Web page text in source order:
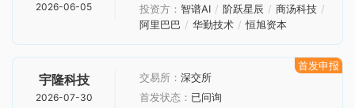
2026-06-05
投资方： 智谱AI 阶跃星辰
商汤科技
阿里巴巴
华勤技术 恒旭资本
宇隆科技
2026-07-30
交易所： 深交所
首发状态： 已问询
首发申报